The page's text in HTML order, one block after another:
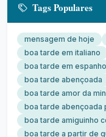
Tags Populares
mensagem de hoje
boa tarde em italiano
boa tarde em
boa tarde abençoada
boa tarde amor da
boa tarde abençoada
boa tarde amiguinho
boa tarde a partir de